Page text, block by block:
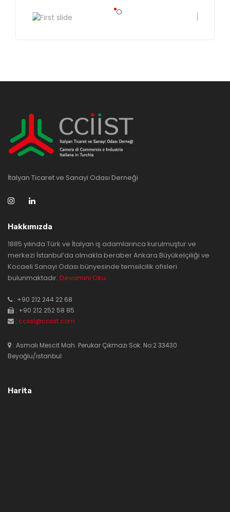
İtalyan Ticaret ve Sanayi Odası Derneği
Hakkımızda
1885 yılında Türk ve İtalyan iş adamlarınca kurulmuştur ve
merkezi İstanbul’da olmakla beraber Ankara Büyükelçiliği ve
Kocaeli Sanayi Odası bünyesinde temsilcilik ofisleri
bulunmaktadır. Devamını Oku
: +90 212 244 22 68
: +90 212 252 58 85
: cciist@cciist.com
: Asmalı Mescit Mah. Perukar Çıkmazı Sok. No:2 33430
Beyoğlu/istanbul
Harita